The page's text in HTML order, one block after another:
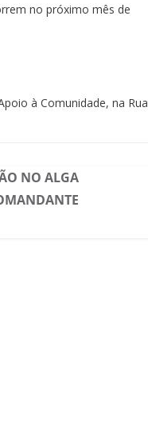
no próximo mês de
à Comunidade, na Rua
NO ALGA